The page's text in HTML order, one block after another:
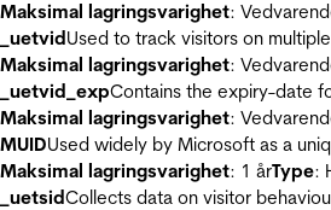
Maksimal lagringsvarighet:
_uetvidUsed to track visitors on
Maksimal lagringsvarighet:
_uetvid_expContains the expiry-date
Maksimal lagringsvarighet:
MUIDUsed widely by Microsoft as a
Maksimal lagringsvarighet: 1 årType:
_uetsidCollects data on visitor